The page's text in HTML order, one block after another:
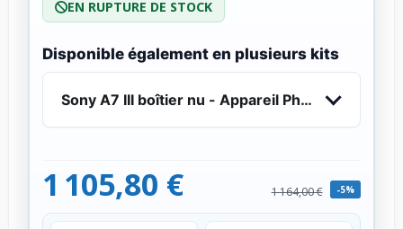
EN RUPTURE DE STOCK
Disponible également en plusieurs kits
Sony A7 III boîtier nu - Appareil Photo Hybride
1 105,80 € 1 164,00 € -5%